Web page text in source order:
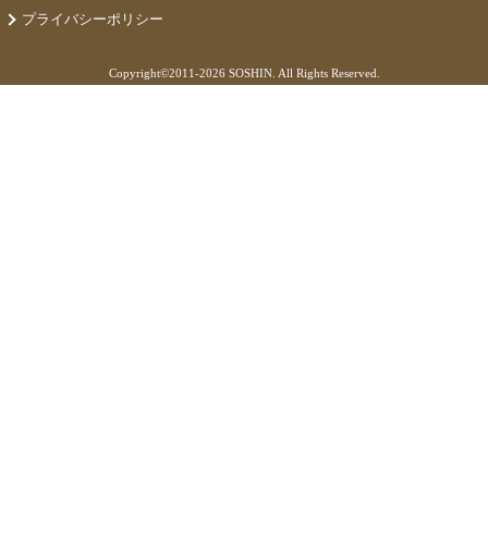
プライバシーポリシー
Copyright©2011-2026 SOSHIN. All Rights Reserved.